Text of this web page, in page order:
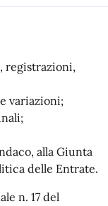
registrazioni,
variazioni;
alla Giunta
delle Entrate.
n. 17 del